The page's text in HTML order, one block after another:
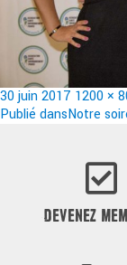
Publié
le
30 juin 2017 Taille
réelle
1200 ×
Navigation
Publié dansNotre
DEVENEZ